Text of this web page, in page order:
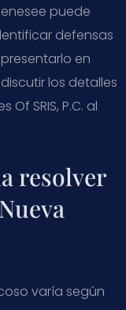
puede
defensas
en
los detalles
SRIS, P.C. al
resolver
varía según